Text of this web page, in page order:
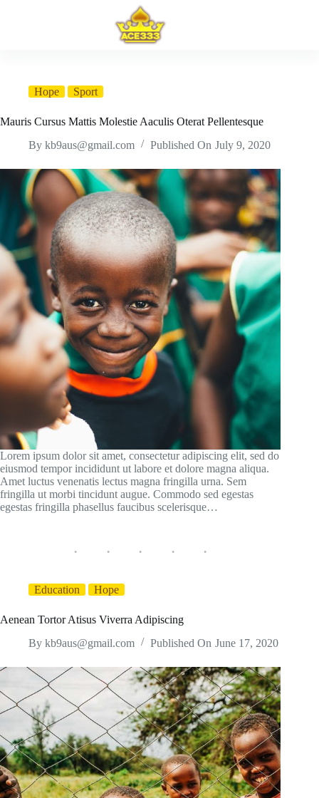
Hope Sport
Mauris Cursus Mattis Molestie Aaculis Oterat Pellentesque
By kb9aus@gmail.com Published On July 9, 2020
Lorem ipsum dolor sit amet, consectetur adipiscing elit, sed do
eiusmod tempor incididunt ut labore et dolore magna aliqua.
Amet luctus venenatis lectus magna fringilla urna. Sem
fringilla ut morbi tincidunt augue. Commodo sed egestas
egestas fringilla phasellus faucibus scelerisque…
Education Hope
Aenean Tortor Atisus Viverra Adipiscing
By kb9aus@gmail.com Published On June 17, 2020